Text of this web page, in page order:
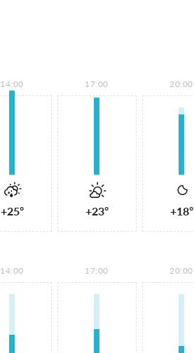
14:00
+25°
17:00
+23°
20:00
+18°
14:00 17:00 20:00